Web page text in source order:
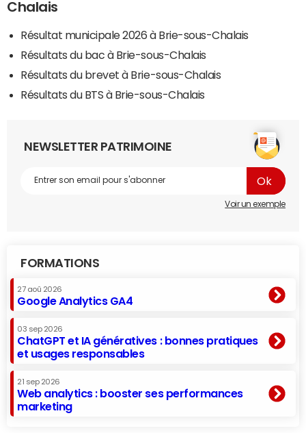
Chalais
Résultat municipale 2026 à Brie-sous-Chalais
Résultats du bac à Brie-sous-Chalais
Résultats du brevet à Brie-sous-Chalais
Résultats du BTS à Brie-sous-Chalais
NEWSLETTER PATRIMOINE
Voir un exemple
FORMATIONS
27 aoû 2026
Google Analytics GA4
03 sep 2026
ChatGPT et IA génératives : bonnes pratiques
et usages responsables
21 sep 2026
Web analytics : booster ses performances
marketing